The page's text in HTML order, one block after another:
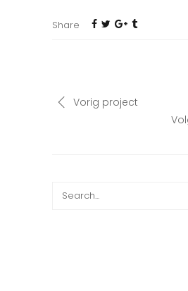
Share
Vorig project
Search